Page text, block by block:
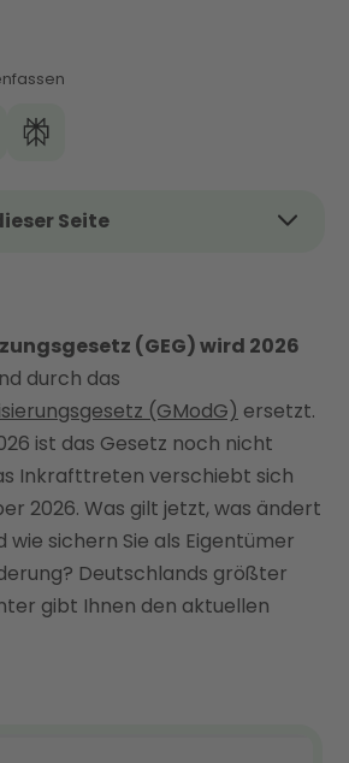
Seite
warum ersetzt es das
Gesetzgebungsverfahrens
des
im Überblick
GModG konkret für
Förderung: Bis zu
Heizungstausch
Vermieter und Mieter wissen
treffen
(GEG) wird 2026
durch das
(GModG) ersetzt.
ist das Gesetz noch nicht
Inkrafttreten verschiebt sich
2026. Was gilt jetzt, was ändert
wie sichern Sie als Eigentümer
Deutschlands größter
gibt Ihnen den aktuellen